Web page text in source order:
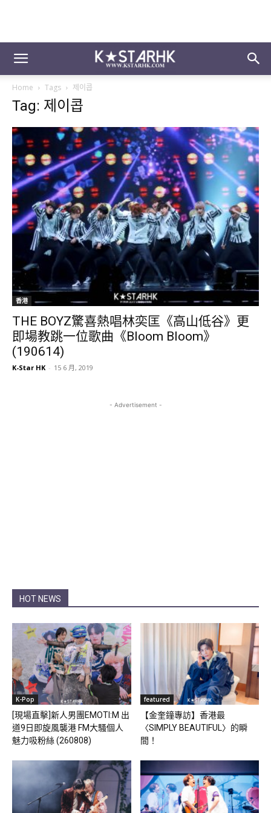
Home Tags 제이콥
Tag: 제이콥
香港
THE BOYZ驚喜熱唱林奕匡《高山低谷》更
即場教跳一位歌曲《Bloom Bloom》
(190614)
K-Star HK - 15 6 月, 2019
- Advertisement -
HOT NEWS
K-Pop
[現場直擊]新人男團EMOTI:M 出
道9日即旋風襲港 FM大騷個人
魅力吸粉絲 (260808)
featured
【金奎鐘專訪】香港最
〈SIMPLY BEAUTIFUL〉的瞬
間！